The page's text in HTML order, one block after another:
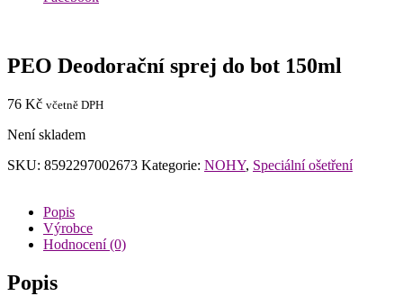
PEO Deodorační sprej do bot 150ml
76 Kč včetně DPH
Není skladem
SKU: 8592297002673 Kategorie: NOHY, Speciální ošetření
Popis
Výrobce
Hodnocení (0)
Popis